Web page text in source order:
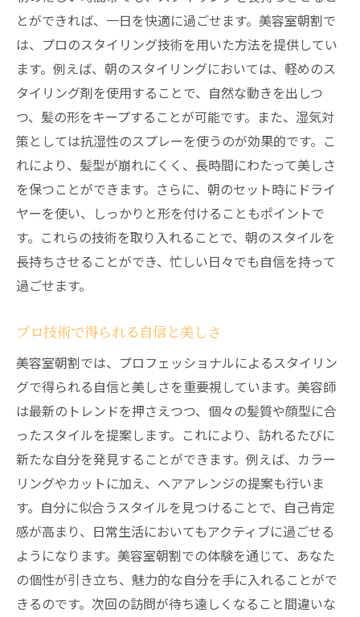
とができれば、一日を快適に過ごせます。美容室朝割で
は、プロのスタイリング技術を用いた方法を提供してい
ます。例えば、朝のスタイリングにおいては、軽めのス
タイリング剤を使用することで、自然な動きを出しつ
つ、髪の形をキープすることが可能です。また、湿気対
策としては抗湿性のスプレーを使うのが効果的です。こ
れにより、髪型が崩れにくく、長時間にわたって美しさ
を保つことができます。さらに、朝のセット時にドライ
ヤーを使い、しっかりと形を付けることもポイントで
す。これらの技術を取り入れることで、朝のスタイルを
長持ちさせることができ、忙しい日々でも自信を持って
過ごせます。
プロ技術で得られる自信と美しさ
美容室朝割では、プロフェッショナルによるスタイリン
グで得られる自信と美しさを重要視しています。美容師
は最新のトレンドを押さえつつ、個々の髪質や顔型に合
ったスタイルを提案します。これにより、訪れるたびに
新たな自分を発見することができます。例えば、カラー
リングやカットに加え、ヘアアレンジの提案も行いま
す。自分に似合うスタイルを見つけることで、自己肯定
感が高まり、日常生活においてもアクティブに過ごせる
ようになります。美容室朝割での体験を通じて、あなた
の個性が引き立ち、魅力的な自分を手に入れることがで
きるのです。次回の訪問が待ち遠しくなること間違いな